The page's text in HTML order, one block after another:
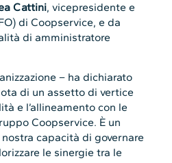
Cattini, vicepresidente e
di Coopservice, e da
di amministratore
– ha dichiarato
di un assetto di vertice
e l’allineamento con le
Coopservice. È un
capacità di governare
le sinergie tra le